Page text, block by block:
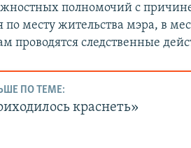
полномочий с
месту жительства мэра, в
проводятся следственные
ПО ТЕМЕ:
краснеть»